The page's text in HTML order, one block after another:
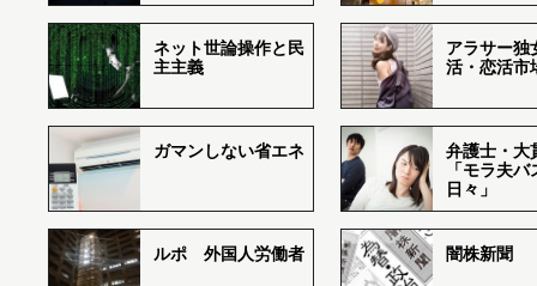
ネット世論操作と民
主主義
アラサー独
活・恋活市
ガマンしない省エネ
弁護士・大
「モラ夫
日々」
ルポ 外国人労働者 闇株新聞